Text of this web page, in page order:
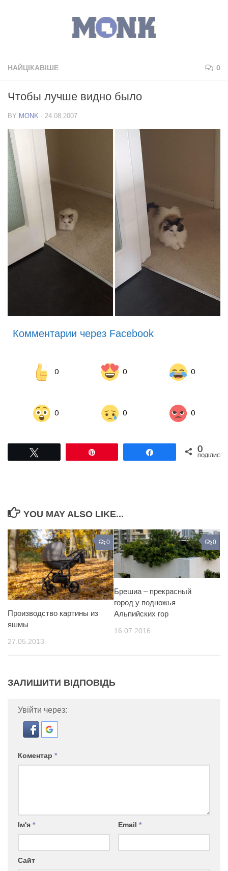
НАЙЦІКАВІШЕ 0
Чтобы лучше видно было
BY MONK · 24.08.2007
Комментарии через Facebook
0 0 0
0 0 0
Поділитися0
ПОДІЛИСЬ
YOU MAY ALSO LIKE...
0
Производство картины из
яшмы
27.05.2013
0
Брешиа – прекрасный
город у подножья
Альпийских гор
16.07.2016
ЗАЛИШИТИ ВІДПОВІДЬ
Увійти через:
Коментар *
Ім'я * Email *
Сайт